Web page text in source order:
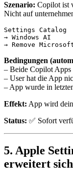
Szenario: Copilot ist
Nicht auf
Settings Catalog
→ Windows AI
Bedingungen
– Beide Copilot Apps
– User hat die App
– App wurde in
Effekt: App wird
Status: ✅ Sofort
5. Apple
erweitert